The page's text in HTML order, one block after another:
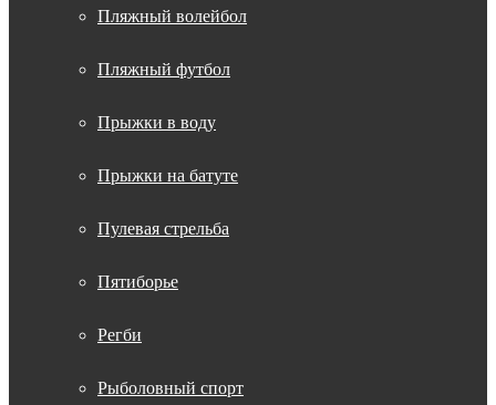
Пляжный волейбол
Пляжный футбол
Прыжки в воду
Прыжки на батуте
Пулевая стрельба
Пятиборье
Регби
Рыболовный спорт